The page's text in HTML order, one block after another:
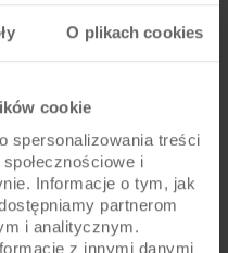
O plikach cookies
cookie
spersonalizowania treści
i
Informacje o tym, jak
partnerom
i analitycznym.
z innymi danymi
ALHONGA / V-BRAKE / ALU
-
STANDARD